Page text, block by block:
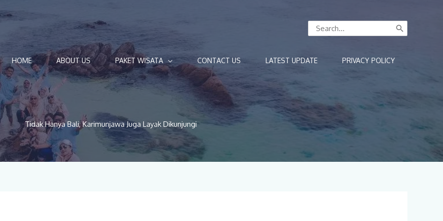
Search
for:
HOME ABOUT US PAKET WISATA CONTACT US LATEST UPDATE PRIVACY POLICY
Tidak Hanya Bali, Karimunjawa Juga Layak Dikunjungi